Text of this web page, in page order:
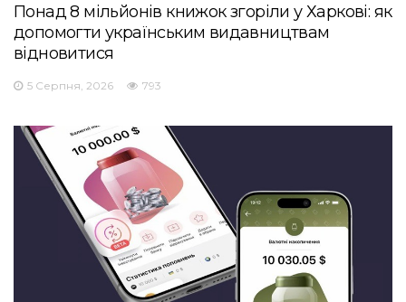
Понад 8 мільйонів книжок згоріли у Харкові: як
допомогти українським видавництвам
відновитися
5 Серпня, 2026 793